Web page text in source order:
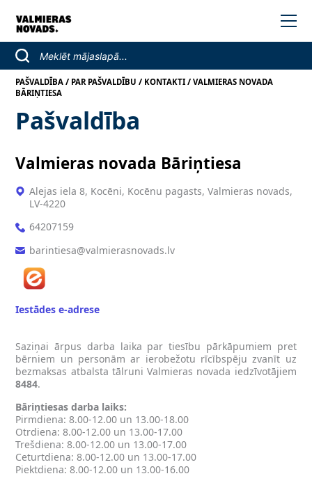
PAŠVALDĪBA / PAR PAŠVALDĪBU / KONTAKTI /VALMIERAS NOVADA
BĀRIŅTIESA
Pašvaldība
Valmieras novada Bāriņtiesa
Alejas iela 8, Kocēni, Kocēnu pagasts, Valmieras novads,
LV-4220
64207159
barintiesa@valmierasnovads.lv
Iestādes e-adrese
Saziņai ārpus darba laika par tiesību pārkāpumiem pret
bērniem un personām ar ierobežotu rīcībspēju zvanīt uz
bezmaksas atbalsta tālruni Valmieras novada iedzīvotājiem
8484.
Bāriņtiesas darba laiks:
Pirmdiena: 8.00-12.00 un 13.00-18.00
Otrdiena: 8.00-12.00 un 13.00-17.00
Trešdiena: 8.00-12.00 un 13.00-17.00
Ceturtdiena: 8.00-12.00 un 13.00-17.00
Piektdiena: 8.00-12.00 un 13.00-16.00